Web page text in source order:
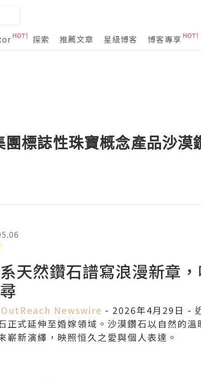
探索 推薦文章 星級博客 博客專享
標誌性珠寶概念產品沙漠
天然鑽石譜寫浪漫新章
Newswire - 2026年4月29日 -
正式延伸至婚嫁領域。沙漠鑽石以自然的
嶄新演繹，映照恒久之愛與個人表達。